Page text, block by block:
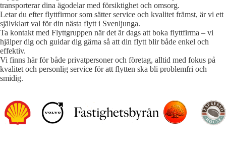
transporterar dina ägodelar med försiktighet och omsorg.
Letar du efter flyttfirmor som sätter service och kvalitet främst, är vi ett
självklart val för din nästa flytt i Svenljunga.
Ta kontakt med Flyttgruppen när det är dags att boka flyttfirma – vi
hjälper dig och guidar dig gärna så att din flytt blir både enkel och
effektiv.
Vi finns här för både privatpersoner och företag, alltid med fokus på
kvalitet och personlig service för att flytten ska bli problemfri och
smidig.